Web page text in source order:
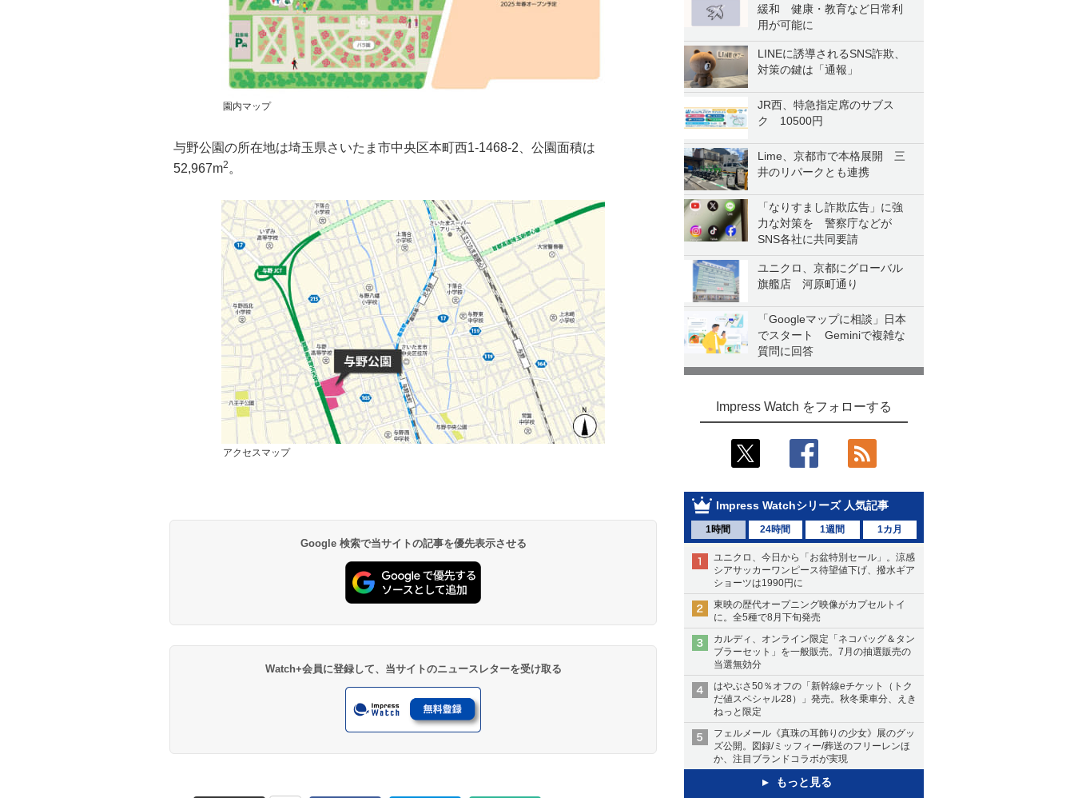
緩和 健康・教育など日常利
用が可能に
LINEに誘導されるSNS詐欺、
対策の鍵は「通報」
JR西、特急指定席のサブス
ク 10500円
Lime、京都市で本格展開 三
井のリパークとも連携
「なりすまし詐欺広告」に強
力な対策を 警察庁などが
SNS各社に共同要請
ユニクロ、京都にグローバル
旗艦店 河原町通り
「Googleマップに相談」日本
でスタート Geminiで複雑な
質問に回答
Impress Watch をフォローする
Impress Watchシリーズ 人気記事
1時間 24時間 1週間 1カ月
ユニクロ、今日から「お盆特別セール」。涼感
シアサッカーワンピース待望値下げ、撥水ギア
ショーツは1990円に
東映の歴代オープニング映像がカプセルトイ
に。全5種で8月下旬発売
カルディ、オンライン限定「ネコバッグ＆タン
ブラーセット」を一般販売。7月の抽選販売の
当選無効分
はやぶさ50％オフの「新幹線eチケット（トク
だ値スペシャル28）」発売。秋冬乗車分、えき
ねっと限定
フェルメール《真珠の耳飾りの少女》展のグッ
ズ公開。図録/ミッフィー/葬送のフリーレンほ
か、注目ブランドコラボが実現
もっと見る
園内マップ
与野公園の所在地は埼玉県さいたま市中央区本町西1-1468-2、公園面積は
52,967m2 。
アクセスマップ
Google 検索で当サイトの記事を優先表示させる
Watch+会員に登録して、当サイトのニュースレターを受け取る